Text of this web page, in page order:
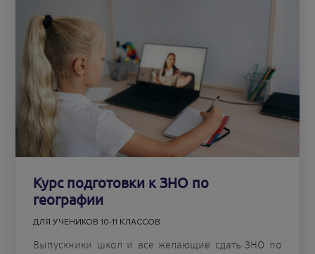
Курс подготовки к ЗНО по
географии
ДЛЯ УЧЕНИКОВ 10-11 КЛАССОВ
Выпускники школ и все желающие сдать ЗНО по